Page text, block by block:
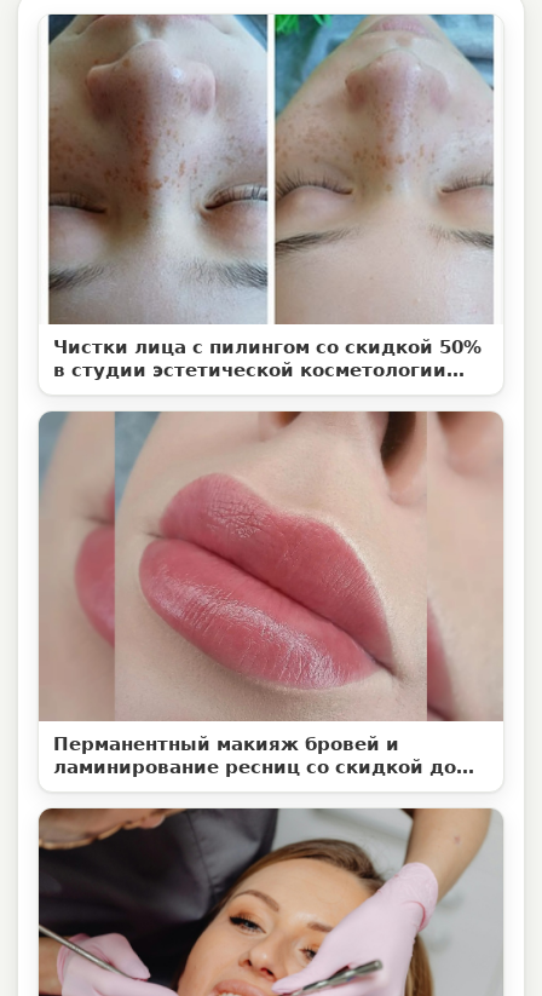
Чистки лица с пилингом со скидкой 50%
в студии эстетической косметологии
«Территория ВуМен»
Перманентный макияж бровей и
ламинирование ресниц со скидкой до
50%